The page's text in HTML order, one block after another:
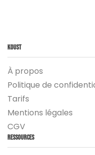
Koust
À propos
Politique de
Tarifs
Mentions légales
CGV
Ressources